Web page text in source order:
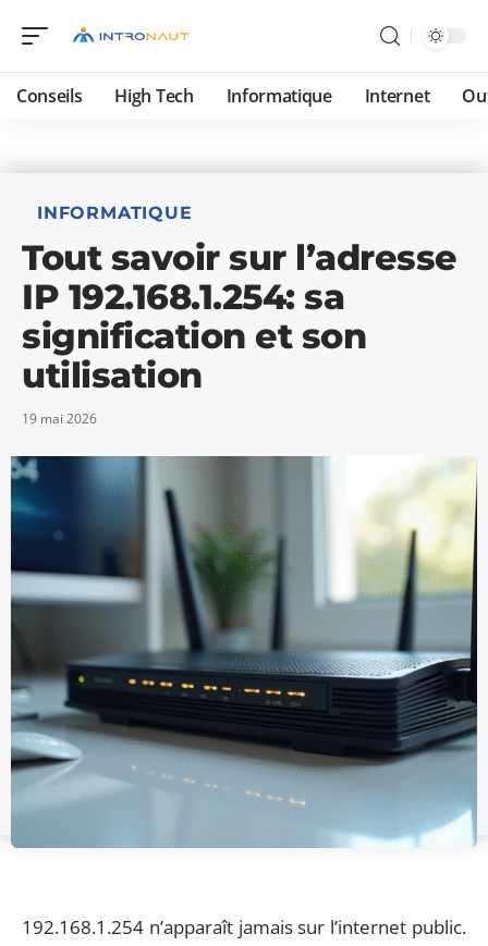
Conseils High Tech Informatique Internet
INFORMATIQUE
Tout savoir sur l’adresse
IP 192.168.1.254: sa
signification et son
utilisation
19 mai 2026
192.168.1.254 n’apparaît jamais sur l’internet public.